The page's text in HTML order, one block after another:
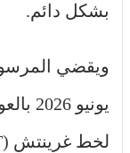
بشكل دائم.